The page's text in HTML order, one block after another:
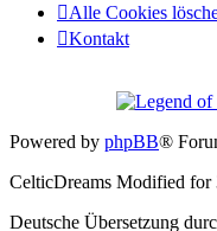
Alle Cookies
Kontakt
Powered by phpBB®
CelticDreams Modified for
Deutsche Übersetzung